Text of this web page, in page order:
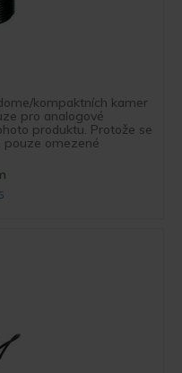
kompaktních kamer
pro analogové
produktu. Protože se
pouze omezené